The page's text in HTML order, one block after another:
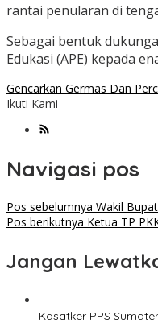
rantai penularan di
Sebagai bentuk
Edukasi (APE) kepada
Gencarkan Germas Dan
Ikuti Kami
Navigasi pos
Pos sebelumnya Wakil
Pos berikutnya Ketua TP
Jangan
Kasatker PPS